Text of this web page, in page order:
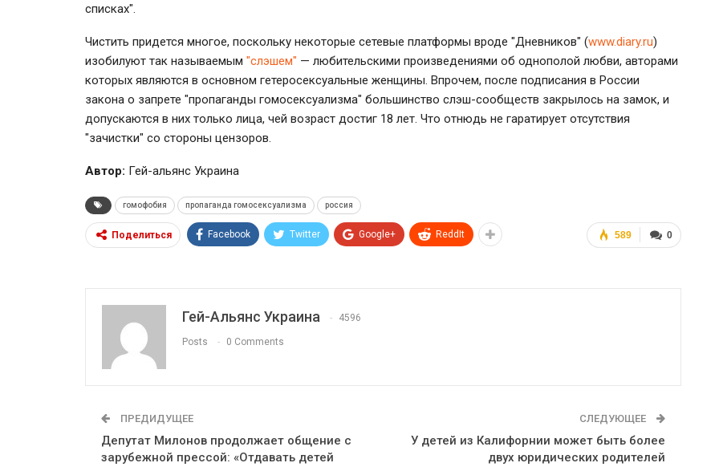
списках".
Чистить придется многое, поскольку некоторые сетевые платформы вроде "Дневников" (www.diary.ru)
изобилуют так называемым "слэшем" — любительскими произведениями об однополой любви, авторами
которых являются в основном гетеросексуальные женщины. Впрочем, после подписания в России
закона о запрете "пропаганды гомосексуализма" большинство слэш-сообществ закрылось на замок, и
допускаются в них только лица, чей возраст достиг 18 лет. Что отнюдь не гаратирует отсутствия
"зачистки" со стороны цензоров.
Автор: Гей-альянс Украина
гомофобия пропаганда гомосексуализма россия
0
589
Поделиться Facebook Twitter Google+ ReddIt
Гей-Альянс Украина 4596
Posts 0 Comments
ПРЕДИДУЩЕЕ
Депутат Милонов продолжает общение с
зарубежной прессой: «Отдавать детей
СЛЕДУЮЩЕЕ
У детей из Калифорнии может быть более
двух юридических родителей